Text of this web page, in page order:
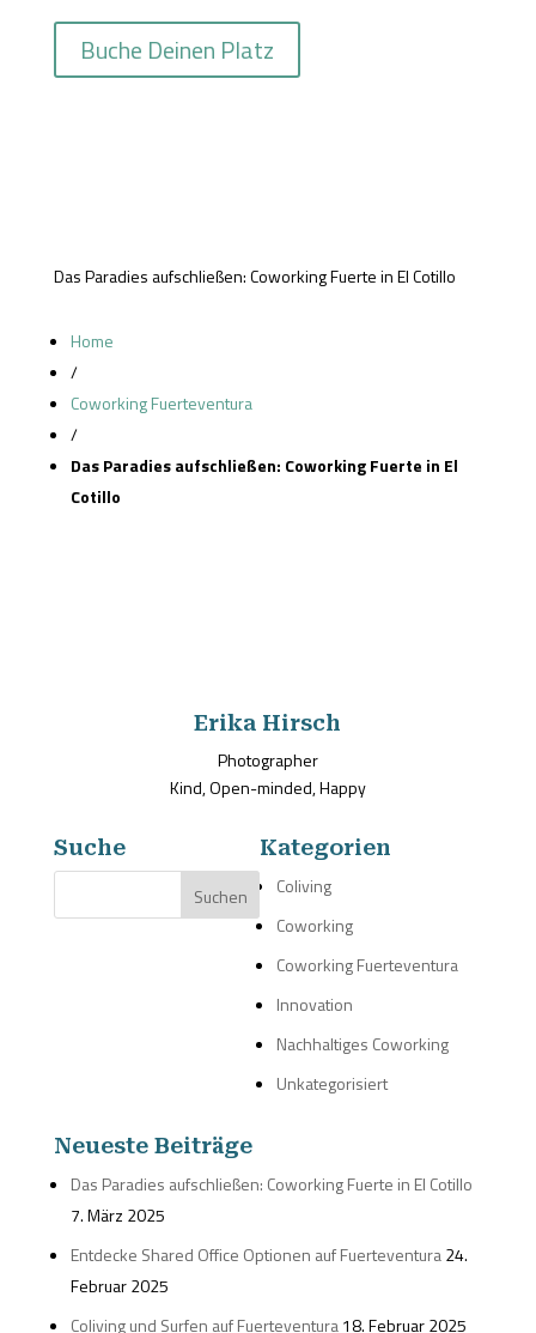
Buche Deinen Platz
Das Paradies aufschließen: Coworking Fuerte in El Cotillo
Home
/
Coworking Fuerteventura
/
Das Paradies aufschließen: Coworking Fuerte in El
Cotillo
Erika Hirsch
Photographer
Kind, Open-minded, Happy
Suche
Kategorien
Coliving
Coworking
Coworking Fuerteventura
Innovation
Nachhaltiges Coworking
Unkategorisiert
Neueste Beiträge
Das Paradies aufschließen: Coworking Fuerte in El Cotillo
7. März 2025
Entdecke Shared Office Optionen auf Fuerteventura 24.
Februar 2025
Coliving und Surfen auf Fuerteventura 18. Februar 2025